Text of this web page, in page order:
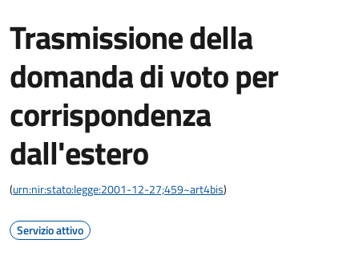
Trasmissione della
domanda di voto per
corrispondenza
dall'estero
(urn:nir:stato:legge:2001-12-27;459~art4bis)
Servizio attivo